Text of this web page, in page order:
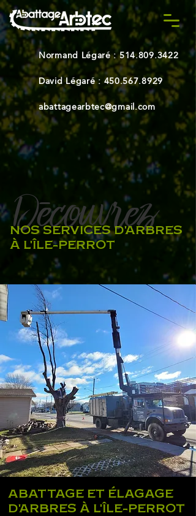
Normand Légaré :514.809.3422
David Légaré : 450.567.8929
abattagearbtec@gmail.com
-
Decouvrez
NOS SERVICES D'ARBRES
À L'ÎLE-PERROT
ABATTAGE ET ÉLAGAGE
D'ARBRES À L'ÎLE-PERROT